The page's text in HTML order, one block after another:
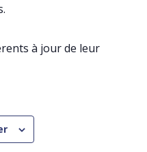
à jour de leur